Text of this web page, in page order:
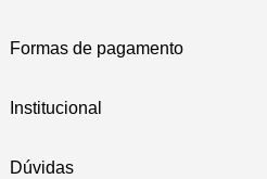
Formas de pagamento
Institucional
Dúvidas